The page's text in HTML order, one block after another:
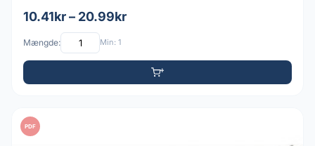
10.41kr – 20.99kr
Mængde: Min: 1
PDF